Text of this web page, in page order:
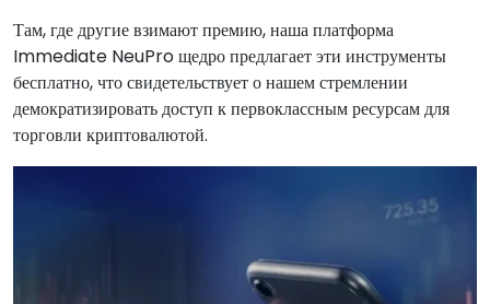
Там, где другие взимают премию, наша платформа
Immediate NeuPro щедро предлагает эти инструменты
бесплатно, что свидетельствует о нашем стремлении
демократизировать доступ к первоклассным ресурсам для
торговли криптовалютой.